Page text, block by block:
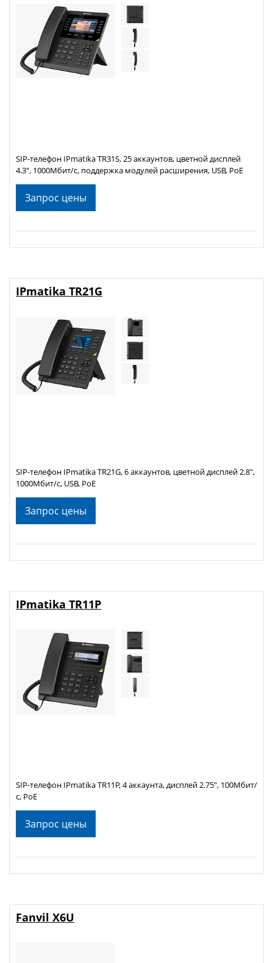
Запрос цены
SIP-телефон IPmatika TR31S, 25 аккаунтов, цветной дисплей
4.3", 1000Мбит/с, поддержка модулей расширения, USB, PoE
Запрос цены
IPmatika TR21G
SIP-телефон IPmatika TR21G, 6 аккаунтов, цветной дисплей 2.8",
1000Мбит/с, USB, PoE
Запрос цены
IPmatika TR11P
SIP-телефон IPmatika TR11P, 4 аккаунта, дисплей 2.75", 100Мбит/
с, PoE
Fanvil X6U